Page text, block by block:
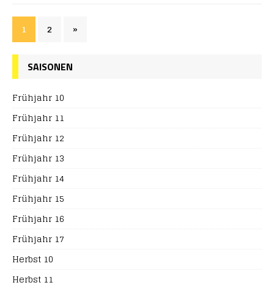
1 2 »
SAISONEN
Frühjahr 10
Frühjahr 11
Frühjahr 12
Frühjahr 13
Frühjahr 14
Frühjahr 15
Frühjahr 16
Frühjahr 17
Herbst 10
Herbst 11